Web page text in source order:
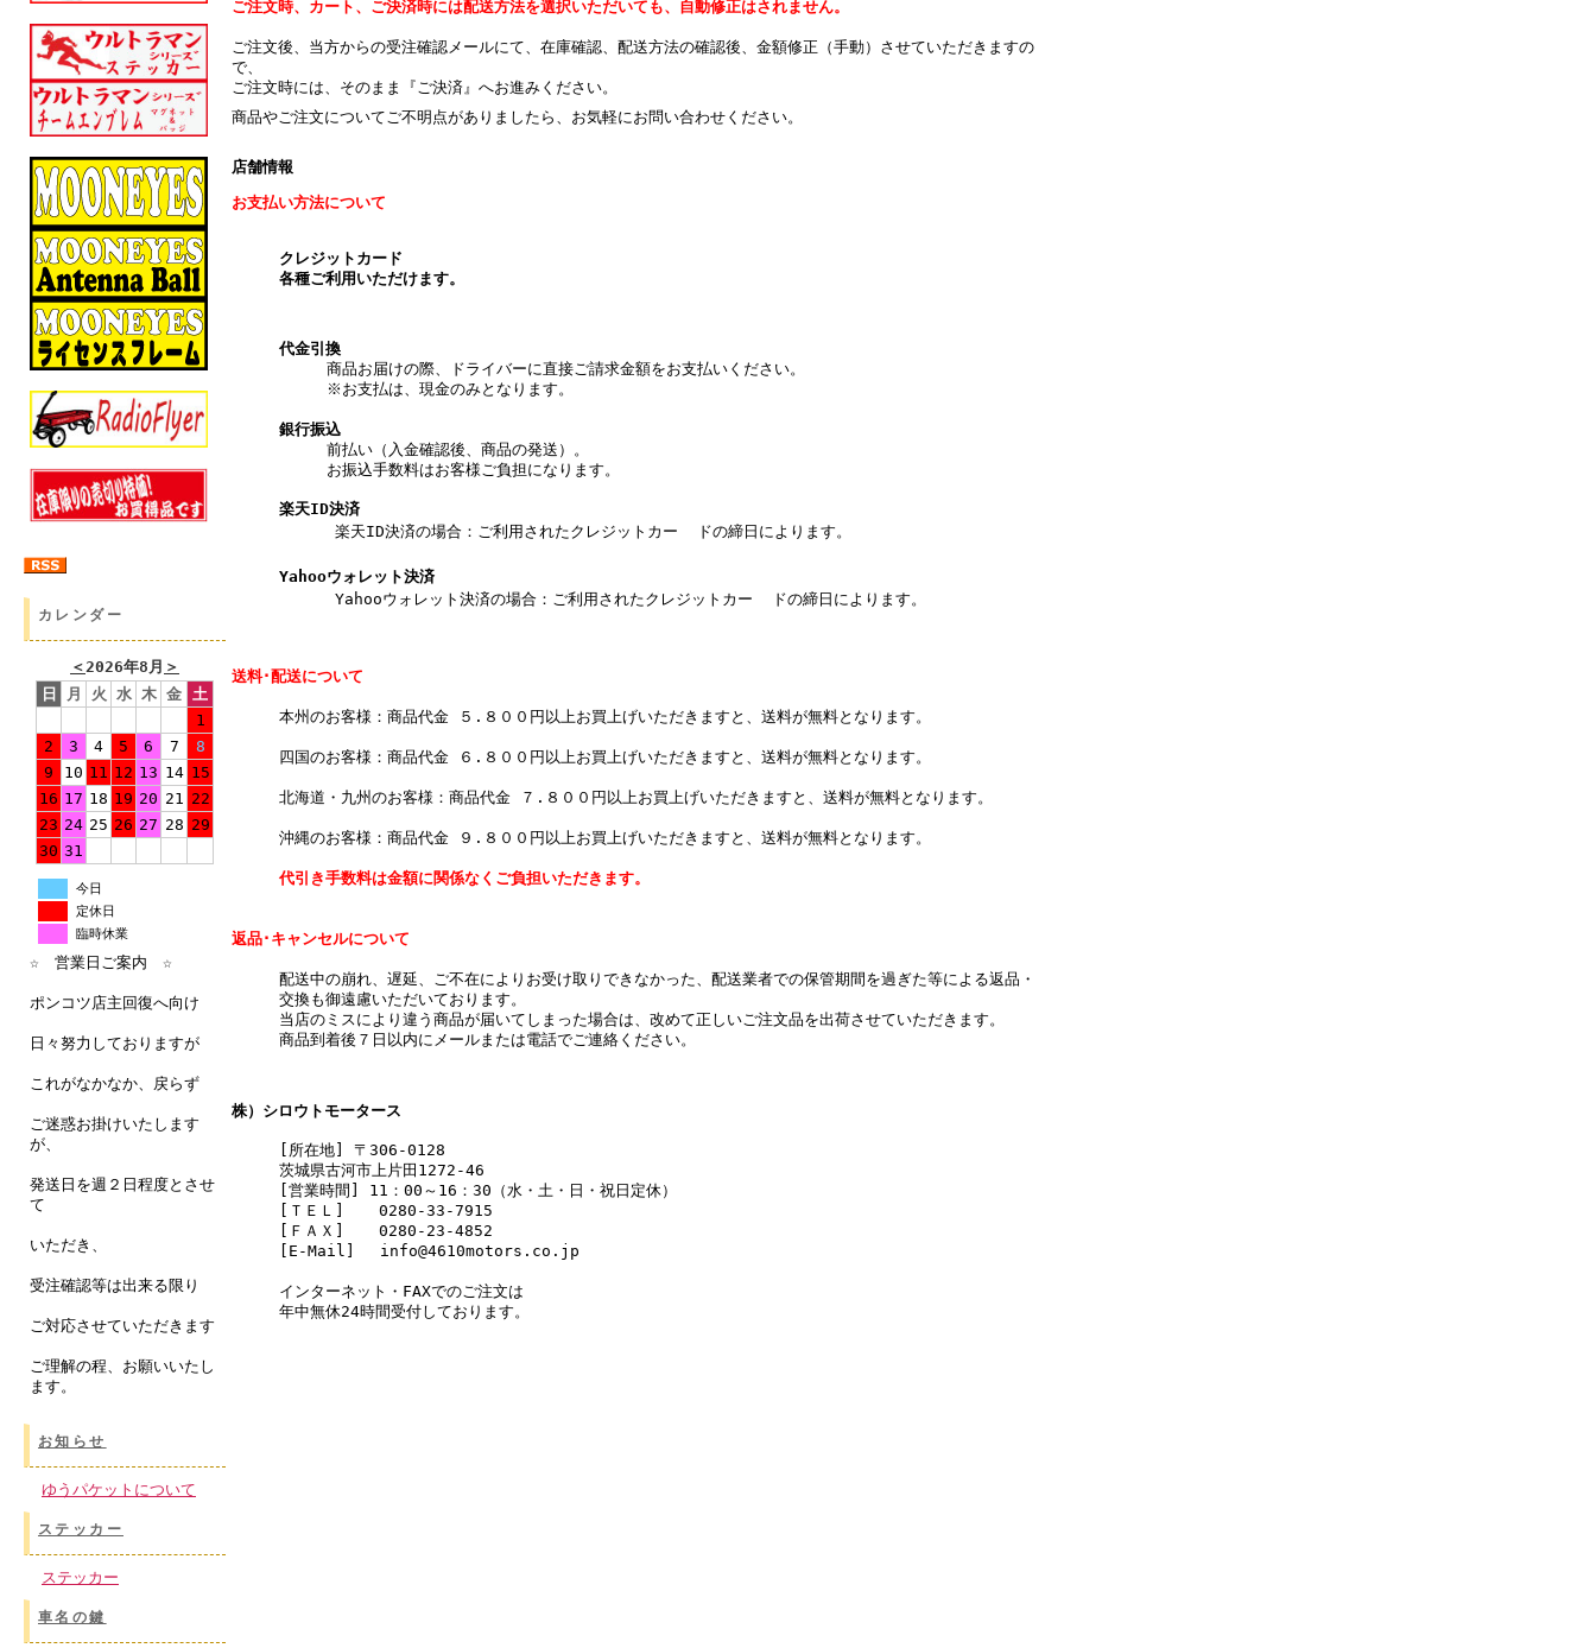
カレンダー
＜2026年8月 ＞
日
月 火 水 木 金 土
1
2
3 4 5 6 7
8
9
10 11 12 13 14 15
16 17 18 19 20 21 22
23 24 25 26 27 28 29
30 31
今日
定休日
臨時休業
☆ 営業日ご案内 ☆
ポンコツ店主回復へ向け
日々努力しておりますが
これがなかなか、戻らず
ご迷惑お掛けいたします
が、
発送日を週２日程度とさせ
て
いただき、
受注確認等は出来る限り
ご対応させていただきます
ご理解の程、お願いいたし
ます。
お知らせ
ゆうパケットについて
ステッカー
ステッカー
車名の鍵
ご注文時、カート、ご決済時には配送方法を選択いただいても、自動修正はされません。
ご注文後、当方からの受注確認メールにて、在庫確認、配送方法の確認後、金額修正（手動）させていただきますの
で、
ご注文時には、そのまま『ご決済』へお進みください。
商品やご注文についてご不明点がありましたら、お気軽にお問い合わせください。
店舗情報
お支払い方法について
クレジットカード
各種ご利用いただけます。
代金引換
商品お届けの際、ドライバーに直接ご請求金額をお支払いください。
※お支払は、現金のみとなります。
銀行振込
前払い（入金確認後、商品の発送）。
お振込手数料はお客様ご負担になります。
楽天ID決済
楽天ID決済の場合：ご利用されたクレジットカー ドの締日によります。
Yahooウォレット決済
Yahooウォレット決済の場合：ご利用されたクレジットカー ドの締日によります。
送料･配送について
本州のお客様：商品代金 ５.８００円以上お買上げいただきますと、送料が無料となります。
四国のお客様：商品代金 ６.８００円以上お買上げいただきますと、送料が無料となります。
北海道・九州のお客様：商品代金 ７.８００円以上お買上げいただきますと、送料が無料となります。
沖縄のお客様：商品代金 ９.８００円以上お買上げいただきますと、送料が無料となります。
代引き手数料は金額に関係なくご負担いただきます。
返品･キャンセルについて
配送中の崩れ、遅延、ご不在によりお受け取りできなかった、配送業者での保管期間を過ぎた等による返品・
交換も御遠慮いただいております。
当店のミスにより違う商品が届いてしまった場合は、改めて正しいご注文品を出荷させていただきます。
商品到着後７日以内にメールまたは電話でご連絡ください。
株）シロウトモータース
[所在地] 〒306-0128
茨城県古河市上片田1272-46
[営業時間] 11：00～16：30（水・土・日・祝日定休）
[ＴＥＬ] 0280-33-7915
[ＦＡＸ] 0280-23-4852
[E-Mail] info@4610motors.co.jp
インターネット・FAXでのご注文は
年中無休24時間受付しております。